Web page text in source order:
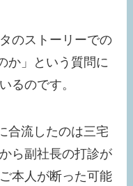
のストーリーでの
か」という質問に
るのです。
合流したのは三宅
ら副社長の打診が
本人が断った可能